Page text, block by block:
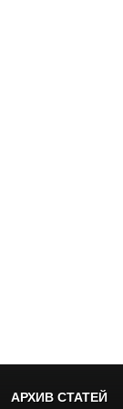
АРХИВ СТАТЕЙ